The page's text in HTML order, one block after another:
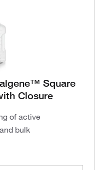
Square
Closure
of active
bulk